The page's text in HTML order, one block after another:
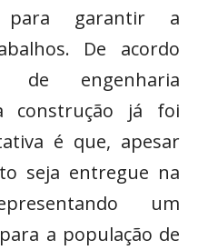
para garantir a
De acordo
engenharia
construção já foi
é que, apesar
seja entregue na
um
a população de